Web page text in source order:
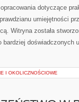
opracowania dotyczące
umiejętności
Witryna została
doświadczonych
I OKOLICZNOŚCIOWE